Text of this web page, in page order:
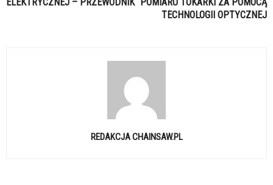
TECHNOLOGII OPTYCZNEJ
REDAKCJA CHAINSAW.PL